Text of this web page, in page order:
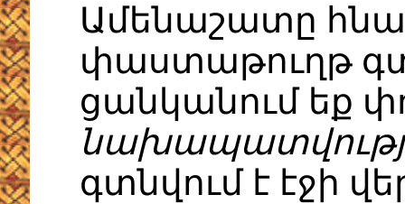
Ամենաշատը
փաստաթուղթ
ցանկանում եք
գտնվում է էջի